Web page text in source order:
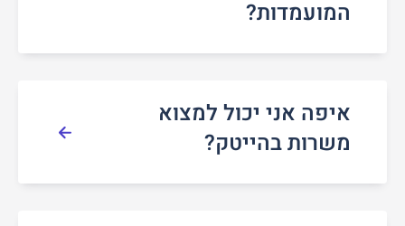
המועמדות?
איפה אני יכול למצוא
משרות בהייטק?